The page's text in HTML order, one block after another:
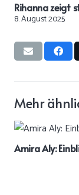
Rihanna zeigt
8. August 2025
Mehr
Amira Aly: